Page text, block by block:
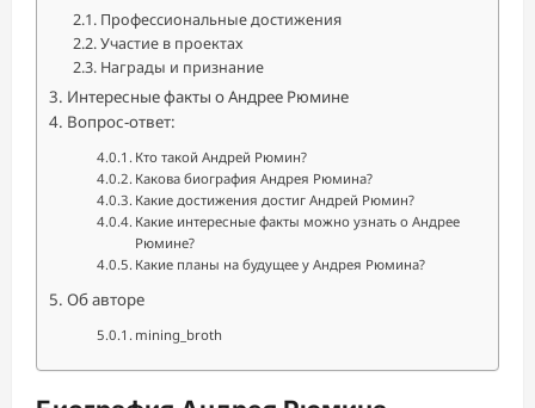
Профессиональные достижения
Участие в проектах
Награды и признание
Интересные факты о Андрее Рюмине
Вопрос-ответ:
Кто такой Андрей Рюмин?
Какова биография Андрея Рюмина?
Какие достижения достиг Андрей Рюмин?
Какие интересные факты можно узнать о Андрее
Рюмине?
Какие планы на будущее у Андрея Рюмина?
Об авторе
mining_broth